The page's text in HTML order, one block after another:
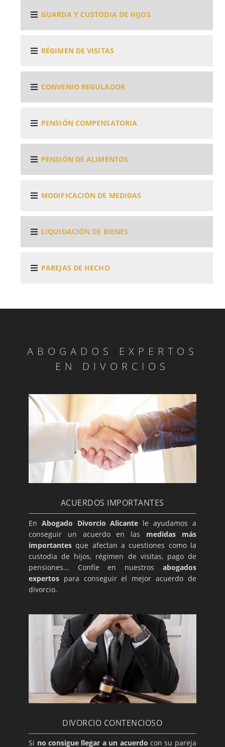
GUARDA Y CUSTODIA DE HIJOS
RÉGIMEN DE VISITAS
CONVENIO REGULADOR
PENSIÓN COMPENSATORIA
PENSIÓN DE ALIMENTOS
MODIFICACIÓN DE MEDIDAS
LIQUIDACIÓN DE BIENES
PAREJAS DE HECHO
ABOGADOS EXPERTOS
EN DIVORCIOS
ACUERDOS IMPORTANTES
En Abogado Divorcio Alicante le ayudamos a
conseguir un acuerdo en las medidas más
importantesque afectan a cuestiones como la
custodia de hijos, régimen de visitas, pago de
pensiones... Confíe en nuestros abogados
expertos para conseguir el mejor acuerdo de
divorcio.
DIVORCIO CONTENCIOSO
Si no consigue llegar a un acuerdo con su pareja